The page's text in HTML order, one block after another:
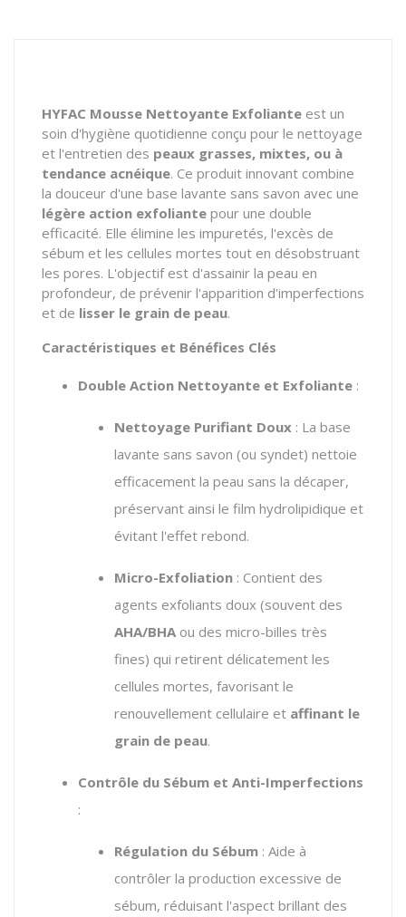
HYFAC Mousse Nettoyante Exfoliante est un
soin d'hygiène quotidienne conçu pour le nettoyage
et l'entretien des peaux grasses, mixtes, ou à
tendance acnéique. Ce produit innovant combine
la douceur d'une base lavante sans savon avec une
légère action exfoliante pour une double
efficacité. Elle élimine les impuretés, l'excès de
sébum et les cellules mortes tout en désobstruant
les pores. L'objectif est d'assainir la peau en
profondeur, de prévenir l'apparition d'imperfections
et de lisser le grain de peau.
Caractéristiques et Bénéfices Clés
Double Action Nettoyante et Exfoliante :
Nettoyage Purifiant Doux : La base
lavante sans savon (ou syndet) nettoie
efficacement la peau sans la décaper,
préservant ainsi le film hydrolipidique et
évitant l'effet rebond.
Micro-Exfoliation : Contient des
agents exfoliants doux (souvent des
AHA/BHA ou des micro-billes très
fines) qui retirent délicatement les
cellules mortes, favorisant le
renouvellement cellulaire et affinant le
grain de peau.
Contrôle du Sébum et Anti-Imperfections
:
Régulation du Sébum : Aide à
contrôler la production excessive de
sébum, réduisant l'aspect brillant des